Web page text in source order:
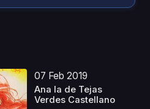
07 Feb 2019
Ana la de Tejas
Verdes Castellano